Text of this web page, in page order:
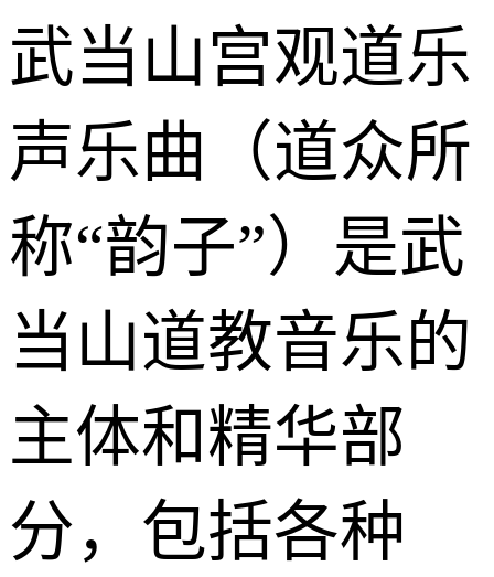
武当山宫观道乐
声乐曲（道众所
称“韵子”）是武
当山道教音乐的
主体和精华部
分，包括各种